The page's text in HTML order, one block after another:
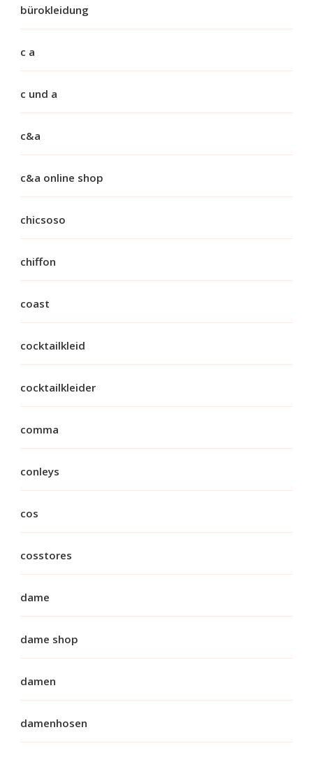
bürokleidung
c a
c und a
c&a
c&a online shop
chicsoso
chiffon
coast
cocktailkleid
cocktailkleider
comma
conleys
cos
cosstores
dame
dame shop
damen
damenhosen